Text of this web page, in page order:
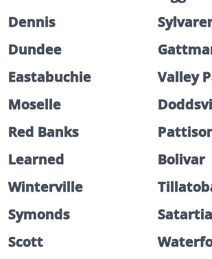
Dennis
Dundee
Eastabuchie
Valley
Moselle
Red Banks
Learned
Bolivar
Winterville
Symonds
Satartia
Scott